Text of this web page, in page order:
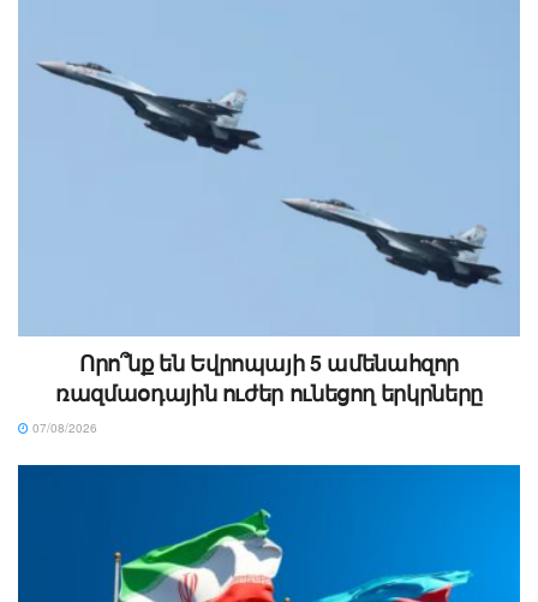
Որո՞նք են Եվրոպայի 5 ամենահզոր
ռազմաօդային ուժեր ունեցող երկրները
07/08/2026